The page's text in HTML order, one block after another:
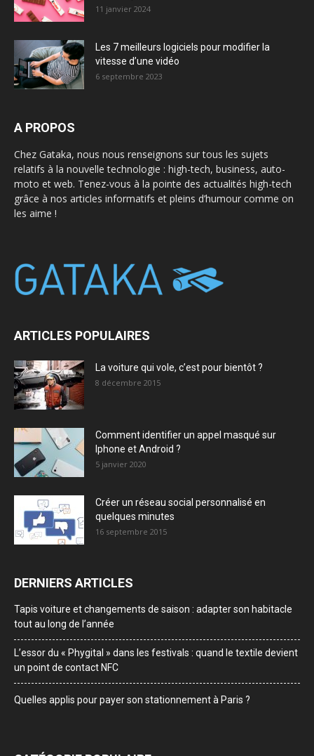
11 janvier 2024
Les 7 meilleurs logiciels pour modifier la
vitesse d’une vidéo
6 septembre 2023
A PROPOS
Chez Gataka, nous nous renseignons sur tous les sujets
relatifs à la nouvelle technologie : high-tech, business, auto-
moto et web. Tenez-vous à la pointe des actualités high-tech
grâce à nos articles informatifs et pleins d’humour comme on
les aime !
ARTICLES POPULAIRES
La voiture qui vole, c’est pour bientôt ?
8 décembre 2015
Comment identifier un appel masqué sur
Iphone et Android ?
5 janvier 2020
Créer un réseau social personnalisé en
quelques minutes
16 septembre 2015
DERNIERS ARTICLES
Tapis voiture et changements de saison : adapter son habitacle
tout au long de l’année
L’essor du « Phygital » dans les festivals : quand le textile devient
un point de contact NFC
Quelles applis pour payer son stationnement à Paris ?